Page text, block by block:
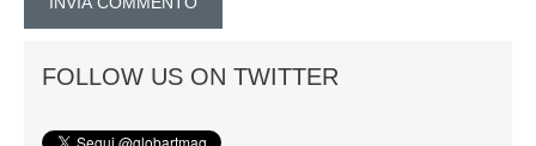
FOLLOW US ON TWITTER